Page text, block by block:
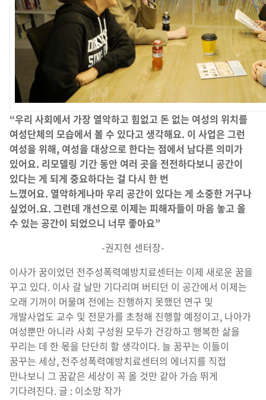
“우리 사회에서 가장 열악하고 힘없고 돈 없는 여성의 위치를
여성단체의 모습에서 볼 수 있다고 생각해요. 이 사업은 그런
여성을 위해, 여성을 대상으로 한다는 점에서 남다른 의미가
있어요. 리모델링 기간 동안 여러 곳을 전전하다보니 공간이
있다는 게 되게 중요하다는 걸 다시 한 번
느꼈어요. 열악하게나마 우리 공간이 있다는 게 소중한 거구나
싶었어.요. 그런데 개선으로 이제는 피해자들이 마음 놓고 올
수 있는 공간이 되었으니 너무 좋아요”
-권지현 센터장-
이사가 꿈이었던 전주성폭력예방치료센터는 이제 새로운 꿈을
꾸고 있다. 이사 갈 날만 기다리며 버티던 이 공간에서 이제는
오래 기꺼이 머물며 전에는 진행하지 못했던 연구 및
개발사업도 교수 및 전문가를 초청해 진행할 예정이고, 나아가
여성뿐만 아니라 사회 구성원 모두가 건강하고 행복한 삶을
꾸리는 데 한 몫을 단단히 할 생각이다. 늘 꿈꾸는 이들이
꿈꾸는 세상, 전주성폭력예방치료센터의 에너지를 직접
만나보니 그 꿈같은 세상이 꼭 올 것만 같아 가슴 뛰게
기다려진다. 글 : 이소망 작가